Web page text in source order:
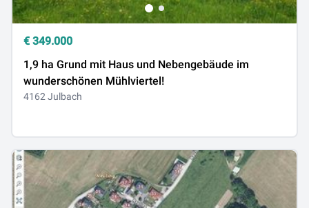
€ 349.000
1,9 ha Grund mit Haus und Nebengebäude im
wunderschönen Mühlviertel!
4162 Julbach